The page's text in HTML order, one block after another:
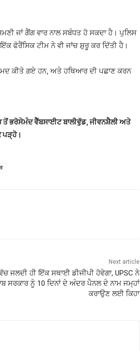
ਜਾਂ ਗੈਂਗ ਵਾਰ ਨਾਲ ਸਬੰਧਤ ਹੋ ਸਕਦਾ ਹੈ। ਪੁਲਿਸ
ਫੋਰੈਂਸਿਕ ਟੀਮ ਨੇ ਵੀ ਜਾਂਚ ਸ਼ੁਰੂ ਕਰ ਦਿੱਤੀ ਹੈ।
ਕੀਤੇ ਗਏ ਹਨ, ਅਤੇ ਹਥਿਆਰ ਦੀ ਪਛਾਣ ਕਰਨ
ਤੋਂ ਭਰੋਸੇਮੰਦ ਵੈੱਬਸਾਈਟ ਬਾਲੀਵੁੱਡ, ਜੀਵਨਸ਼ੈਲੀ ਅਤੇ
ਪੜ੍ਹੋ।
Next article
ਜਲਦੀ ਹੀ ਇੱਕ ਸਥਾਈ ਡੀਜੀਪੀ ਹੋਵੇਗਾ, UPSC ਨੇ
ਸਰਕਾਰ ਨੂੰ 10 ਦਿਨਾਂ ਦੇ ਅੰਦਰ ਪੈਨਲ ਦੇ ਨਾਮ ਜਮ੍ਹਾਂ
ਕਰਾਉਣ ਲਈ ਕਿਹਾ